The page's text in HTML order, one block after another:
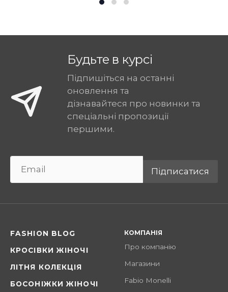
Будьте в курсі
Підпишіться на останні
оновлення та
дізнавайтеся про новинки та
спеціальні пропозиції
першими.
Підписатися
FASHION BLOG
КРОСІВКИ ЖІНОЧІ
ЛІТНЯ КОЛЕКЦІЯ
БОСОНІЖКИ ЖІНОЧІ
КОМПАНІЯ
Про компанію
Магазини
Fabio Monelli